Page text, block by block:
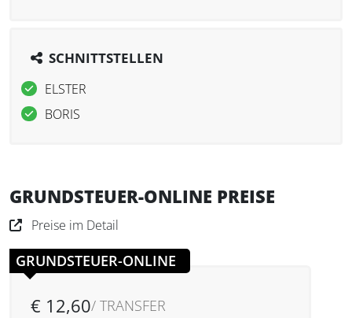
SCHNITTSTELLEN
ELSTER
BORIS
GRUNDSTEUER-ONLINE PREISE
Preise im Detail
GRUNDSTEUER-ONLINE
€ 12,60/ TRANSFER